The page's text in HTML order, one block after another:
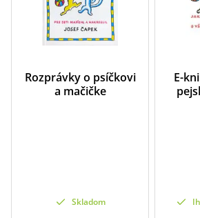
Rozprávky o psíčkovi
a mačičke
Skladom
E-